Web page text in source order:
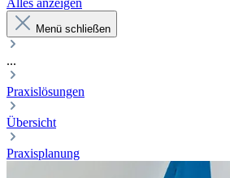
Alles anzeigen
Menü schließen
...
Praxislösungen
Übersicht
Praxisplanung